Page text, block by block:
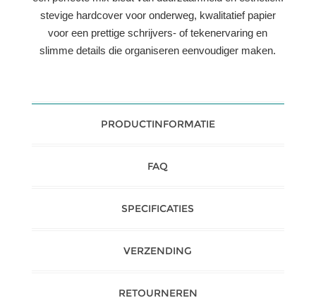
stevige hardcover voor onderweg, kwalitatief papier
voor een prettige schrijvers- of tekenervaring en
slimme details die organiseren eenvoudiger maken.
PRODUCTINFORMATIE
FAQ
SPECIFICATIES
VERZENDING
RETOURNEREN